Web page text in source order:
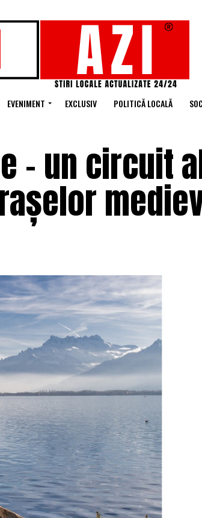
EVENIMENT EXCLUSIV POLITICĂ LOCALĂ
– un circuit